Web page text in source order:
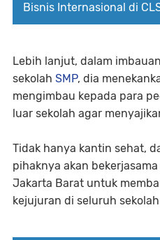
Bisnis Internasional di
Lebih lanjut, dalam
sekolah SMP, dia
mengimbau kepada para
luar sekolah agar
Tidak hanya kantin sehat,
pihaknya akan
Jakarta Barat untuk
kejujuran di seluruh